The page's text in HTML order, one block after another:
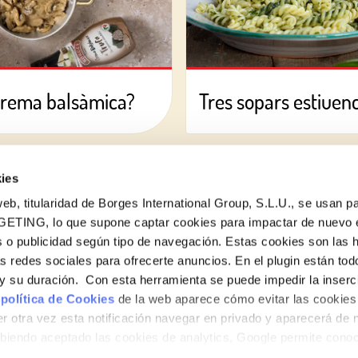
titularidad de Borges International Group, S.L.U., se usan
lo que supone captar cookies para impactar de nuevo
publicidad según tipo de navegación. Estas cookies son las
redes sociales para ofrecerte anuncios. En el plugin están
su duración. Con esta herramienta se puede impedir la
de Cookies de la web aparece cómo evitar las
otra vez esta notificación navegar en privado y aparecerá de
aceptado las cookies de analytics, Google permite
balsàmica? Tres sopars
Vols conèixer totes les nostres novetats?
Subscriu-te a la newsletter de Borges
Newsletter